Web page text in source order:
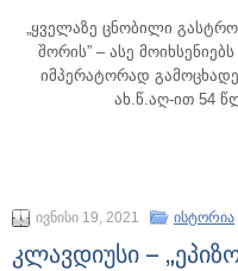
„ყველაზე ცნობილი
შორის” – ასე
იმპერატორად
ახ.წ.აღ-ით 54
ივნისი 19, 2021 ისტორია
კლავდიუსი –